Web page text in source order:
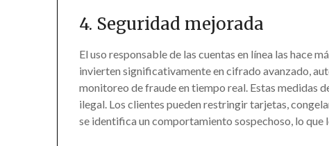
4. Seguridad mejorada
El uso responsable de las cuentas en línea las hace
invierten significativamente en cifrado avanzado,
monitoreo de fraude en tiempo real. Estas medidas
ilegal. Los clientes pueden restringir tarjetas,
se identifica un comportamiento sospechoso, lo